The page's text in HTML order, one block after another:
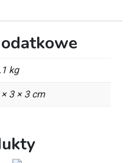
kg
3 × 3 cm